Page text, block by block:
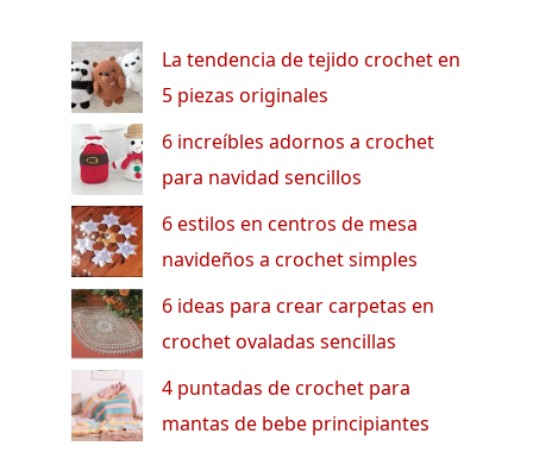
La tendencia de tejido crochet en
5 piezas originales
6 increíbles adornos a crochet
para navidad sencillos
6 estilos en centros de mesa
navideños a crochet simples
6 ideas para crear carpetas en
crochet ovaladas sencillas
4 puntadas de crochet para
mantas de bebe principiantes